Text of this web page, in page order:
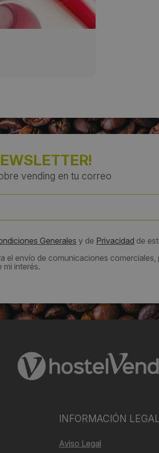
vending en tu correo
Generales y de Privacidad de
el envío de comunicaciones
interés.
INFORMACIÓN LEGAL
Aviso Legal